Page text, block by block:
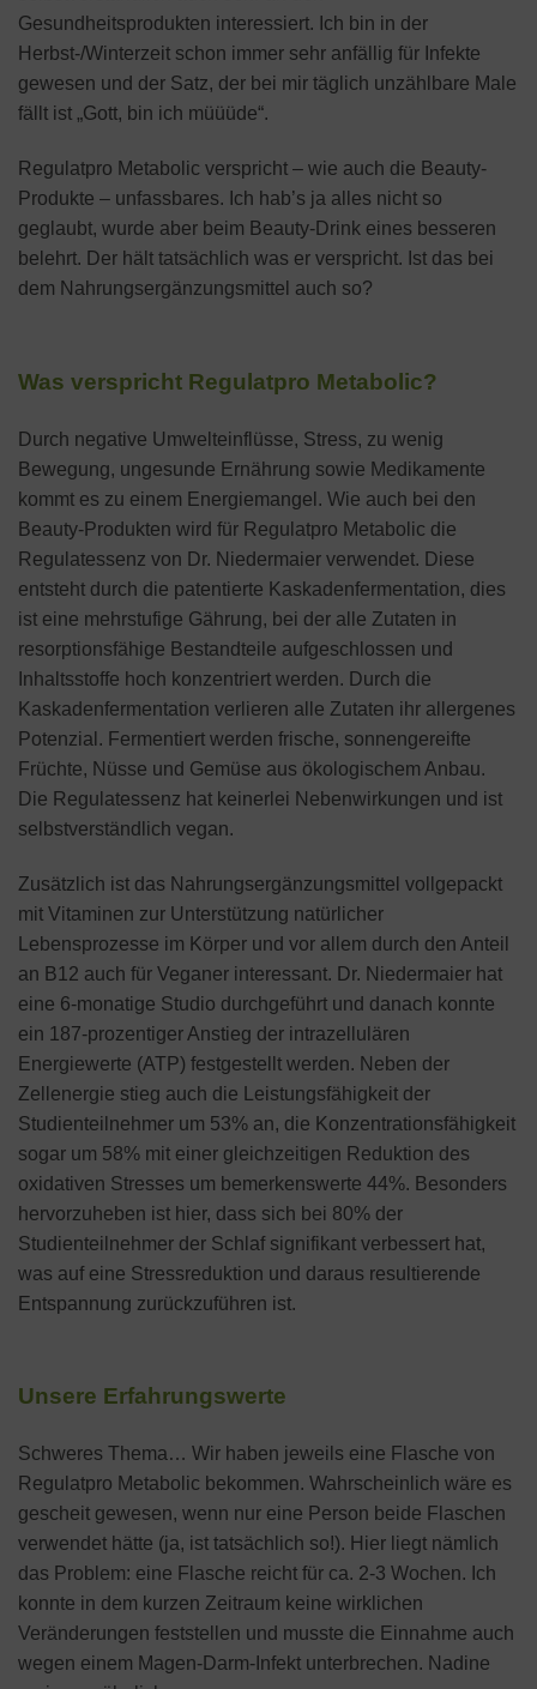
Gesundheitsprodukten interessiert. Ich bin in der
Herbst-/Winterzeit schon immer sehr anfällig für Infekte
gewesen und der Satz, der bei mir täglich unzählbare Male
fällt ist „Gott, bin ich müüüde“.
Regulatpro Metabolic verspricht – wie auch die Beauty-
Produkte – unfassbares. Ich hab’s ja alles nicht so
geglaubt, wurde aber beim Beauty-Drink eines besseren
belehrt. Der hält tatsächlich was er verspricht. Ist das bei
dem Nahrungsergänzungsmittel auch so?
Was verspricht Regulatpro Metabolic?
Durch negative Umwelteinflüsse, Stress, zu wenig
Bewegung, ungesunde Ernährung sowie Medikamente
kommt es zu einem Energiemangel. Wie auch bei den
Beauty-Produkten wird für Regulatpro Metabolic die
Regulatessenz von Dr. Niedermaier verwendet. Diese
entsteht durch die patentierte Kaskadenfermentation, dies
ist eine mehrstufige Gährung, bei der alle Zutaten in
resorptionsfähige Bestandteile aufgeschlossen und
Inhaltsstoffe hoch konzentriert werden. Durch die
Kaskadenfermentation verlieren alle Zutaten ihr allergenes
Potenzial. Fermentiert werden frische, sonnengereifte
Früchte, Nüsse und Gemüse aus ökologischem Anbau.
Die Regulatessenz hat keinerlei Nebenwirkungen und ist
selbstverständlich vegan.
Zusätzlich ist das Nahrungsergänzungsmittel vollgepackt
mit Vitaminen zur Unterstützung natürlicher
Lebensprozesse im Körper und vor allem durch den Anteil
an B12 auch für Veganer interessant. Dr. Niedermaier hat
eine 6-monatige Studio durchgeführt und danach konnte
ein 187-prozentiger Anstieg der intrazellulären
Energiewerte (ATP) festgestellt werden. Neben der
Zellenergie stieg auch die Leistungsfähigkeit der
Studienteilnehmer um 53% an, die Konzentrationsfähigkeit
sogar um 58% mit einer gleichzeitigen Reduktion des
oxidativen Stresses um bemerkenswerte 44%. Besonders
hervorzuheben ist hier, dass sich bei 80% der
Studienteilnehmer der Schlaf signifikant verbessert hat,
was auf eine Stressreduktion und daraus resultierende
Entspannung zurückzuführen ist.
Unsere Erfahrungswerte
Schweres Thema… Wir haben jeweils eine Flasche von
Regulatpro Metabolic bekommen. Wahrscheinlich wäre es
gescheit gewesen, wenn nur eine Person beide Flaschen
verwendet hätte (ja, ist tatsächlich so!). Hier liegt nämlich
das Problem: eine Flasche reicht für ca. 2-3 Wochen. Ich
konnte in dem kurzen Zeitraum keine wirklichen
Veränderungen feststellen und musste die Einnahme auch
wegen einem Magen-Darm-Infekt unterbrechen. Nadine